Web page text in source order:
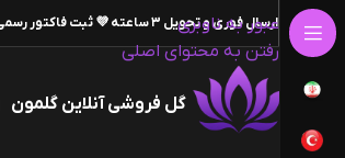
عبور به ناوبری
رفتن به محتوای اصلی
ارسال فوری و تحویل ۳ ساعته 💜 ثبت فاکتور رسمی در سامانه مودیان ✅
گل فروشی آنلاین گلمون